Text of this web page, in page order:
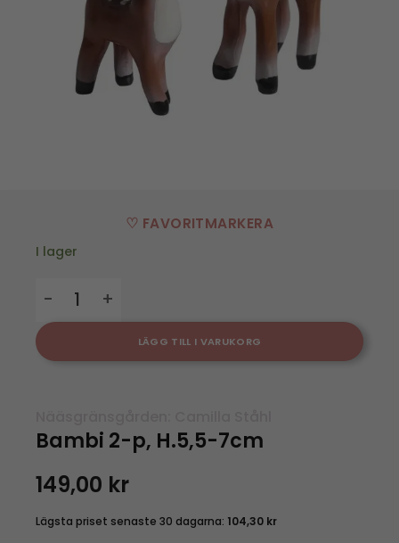
♡ FAVORITMARKERA
I lager
LÄGG TILL I VARUKORG
Bambi 2-p, H.5,5-7cm
149,00 kr
Lägsta priset senaste 30 dagarna: 104,30 kr